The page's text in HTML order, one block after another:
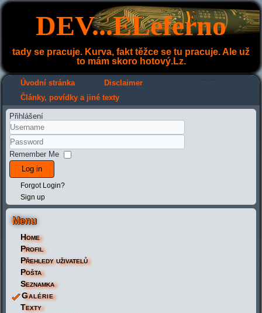
DEV...ELeferno
tady se pracuje. Kurva, fakt těžce se tu pracuje. Ale už
to mám skoro hotový.Lz.
Úvodní stránka Disclaimer
Články, povídky a jiné texty
Přihlášení
Remember Me
Log in
Forgot Login?
Sign up
Menu
Home
Profil
Přehledy uživatelů
Pošta
Seznamka
Galérie
Texty